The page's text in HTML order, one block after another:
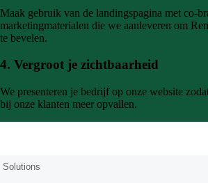
Maak gebruik van de landingspagina met co-
marketingmaterialen die we aanleveren om
te bevelen.
4. Vergroot je zichtbaarheid
We presenteren je bedrijf op onze website
bij onze klanten meer opvallen.
Solutions